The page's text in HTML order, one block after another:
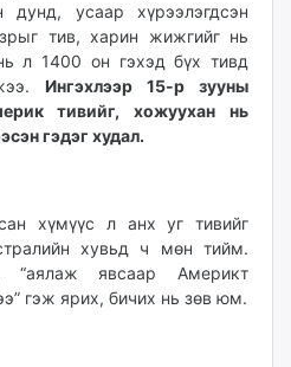
усаар хүрээлэгдсэн
тив, харин жижгийг нь
л 1400 он гэхэд бүх тивд
Ингэхлээр 15-р зууны
тивийг, хожуухан нь
гэдэг худал.
хүмүүс л анх уг тивийг
хувьд ч мөн тийм.
“аялаж явсаар Америкт
гэж ярих, бичих нь зөв юм.